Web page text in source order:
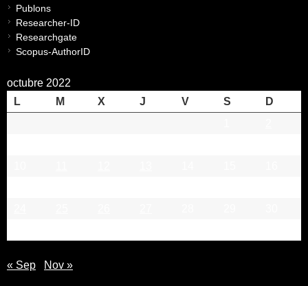
Publons
Researcher-ID
Researchgate
Scopus-AuthorID
octubre 2022
L
M X J V S
D
« Sep Nov »